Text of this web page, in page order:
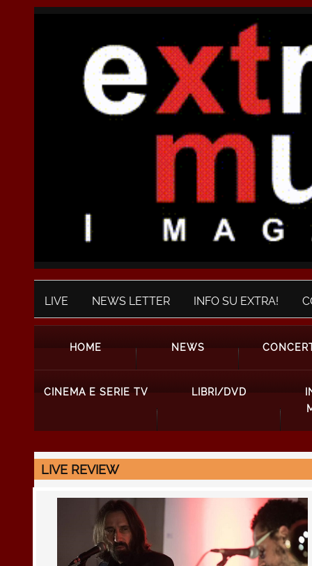
LIVE NEWS LETTER INFO SU EXTRA!
HOME NEWS
CINEMA E SERIE TV LIBRI/DVD
LIVE REVIEW